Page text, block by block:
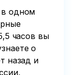
в одном
часов вы
о
назад и